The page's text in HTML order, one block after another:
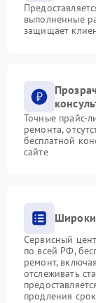
выполненные
защищает
Точные прайс-
ремонта,
бесплатной
сайте
Сервисный
по всей РФ,
ремонт,
отслеживать
продления